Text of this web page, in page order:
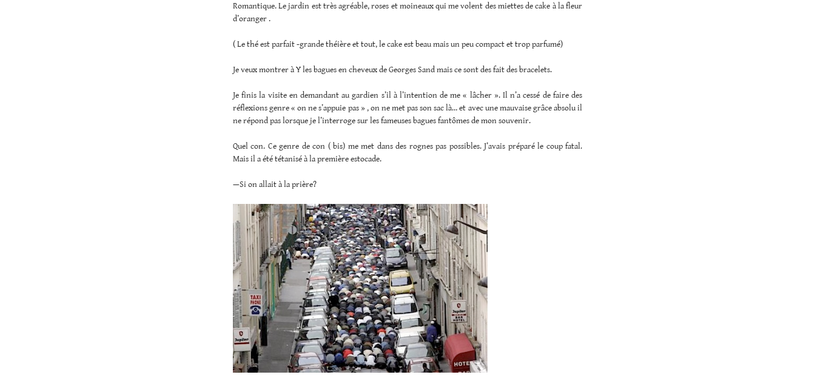
Romantique. Le jardin est très agréable, roses et moineaux qui me volent des miettes de cake à la fleur
d’oranger .
( Le thé est parfait -grande théière et tout, le cake est beau mais un peu compact et trop parfumé)
Je veux montrer à Y les bagues en cheveux de Georges Sand mais ce sont des fait des bracelets.
Je finis la visite en demandant au gardien s’il à l’intention de me « lâcher ». Il n’a cessé de faire des
réflexions genre « on ne s’appuie pas » , on ne met pas son sac là… et avec une mauvaise grâce absolu il
ne répond pas lorsque je l’interroge sur les fameuses bagues fantômes de mon souvenir.
Quel con. Ce genre de con ( bis) me met dans des rognes pas possibles. J’avais préparé le coup fatal.
Mais il a été tétanisé à la première estocade.
—Si on allait à la prière?